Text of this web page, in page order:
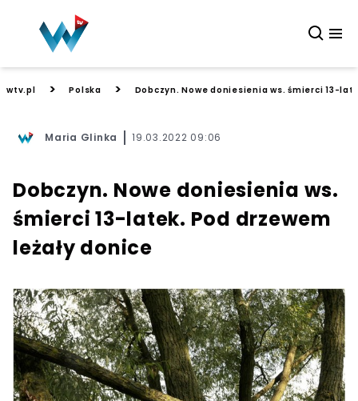
wtv.pl > Polska > Dobczyn. Nowe doniesienia ws. śmierci 13-
Maria Glinka 19.03.2022 09:06
Dobczyn. Nowe doniesienia ws.
śmierci 13-latek. Pod drzewem
leżały donice